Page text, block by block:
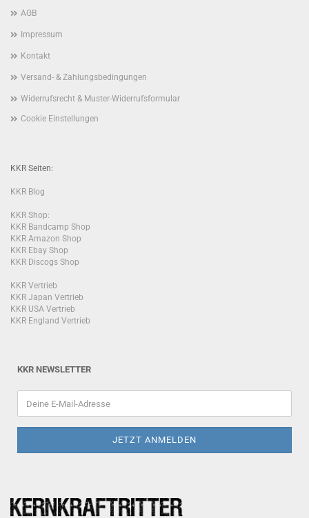
AGB
Impressum
Kontakt
Versand- & Zahlungsbedingungen
Widerrufsrecht & Muster-Widerrufsformular
Cookie Einstellungen
KKR Seiten:
KKR Blog
KKR Shop:
KKR Bandcamp Shop
KKR Amazon Shop
KKR Ebay Shop
KKR Discogs Shop
KKR Vertrieb
KKR Japan Vertrieb
KKR USA Vertrieb
KKR England Vertrieb
KKR NEWSLETTER